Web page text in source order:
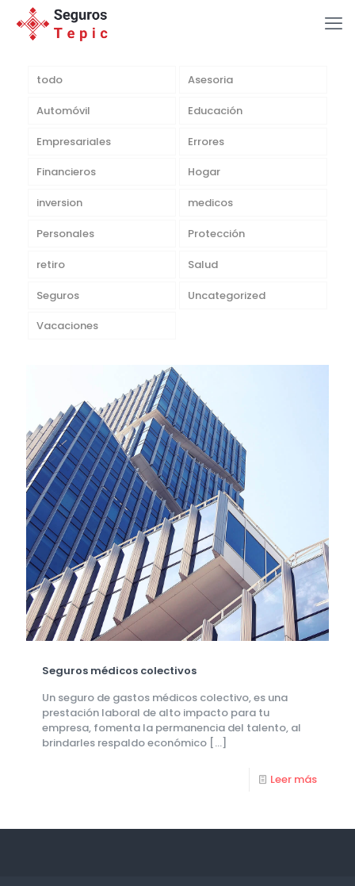
todo Asesoria
Automóvil Educación
Empresariales Errores
Financieros Hogar
inversion medicos
Personales Protección
retiro Salud
Seguros Uncategorized
Vacaciones
Seguros médicos colectivos
Un seguro de gastos médicos colectivo, es una
prestación laboral de alto impacto para tu
empresa, fomenta la permanencia del talento, al
brindarles respaldo económico […]
Leer más